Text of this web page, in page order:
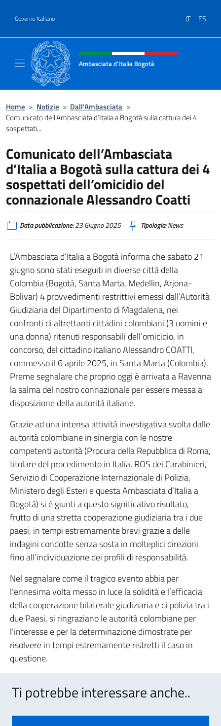
Governo Italiano IT ES
Intestazione sito, social e menù
Ambasciata d'Italia Bogotà
Home > Notizie > Dall’Ambasciata >
Comunicato dell’Ambasciata d’Italia a Bogotà sulla cattura dei 4
sospettati...
Comunicato dell’Ambasciata
d’Italia a Bogotà sulla cattura dei 4
sospettati dell’omicidio del
connazionale Alessandro Coatti
Data pubblicazione:23 Giugno 2025 Tipologia:News
L’Ambasciata d’Italia a Bogotà informa che sabato 21
giugno sono stati eseguiti in diverse città della
Colombia (Bogotà, Santa Marta, Medellin, Arjona-
Bolivar) 4 provvedimenti restrittivi emessi dall’Autorità
Giudiziaria del Dipartimento di Magdalena, nei
confronti di altrettanti cittadini colombiani (3 uomini e
una donna) ritenuti responsabili dell’omicidio, in
concorso, del cittadino italiano Alessandro COATTI,
commesso il 6 aprile 2025, in Santa Marta (Colombia).
Preme segnalare che proprio oggi è arrivata a Ravenna
la salma del nostro connazionale per essere messa a
disposizione della autorità italiane.
Grazie ad una intensa attività investigativa svolta dalle
autorità colombiane in sinergia con le nostre
competenti autorità (Procura della Repubblica di Roma,
titolare del procedimento in Italia, ROS dei Carabinieri,
Servizio di Cooperazione Internazionale di Polizia,
Ministero degli Esteri e questa Ambasciata d’Italia a
Bogotà) si è giunti a questo significativo risultato,
frutto di una stretta cooperazione giudiziaria tra i due
paesi, in tempi estremamente brevi grazie a delle
indagini condotte senza sosta in molteplici direzioni
fino all’individuazione dei profili di responsabilità.
Nel segnalare come il tragico evento abbia per
l’ennesima volta messo in luce la solidità e l’efficacia
della cooperazione bilaterale giudiziaria e di polizia tra i
due Paesi, si ringraziano le autorità colombiane per
l’interesse e per la determinazione dimostrate per
risolvere in tempi estremamente ristretti il caso in
questione.
Ti potrebbe interessare anche..